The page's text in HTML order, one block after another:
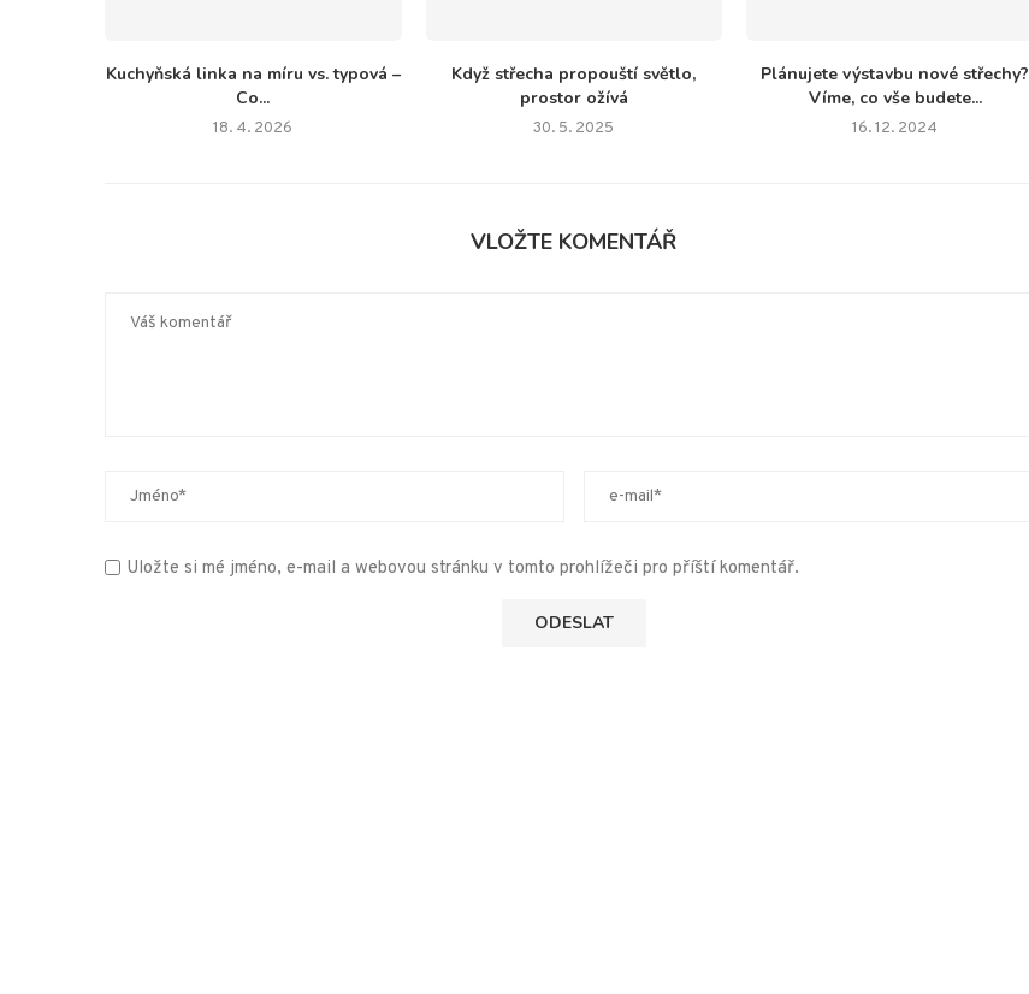
Kuchyňská linka na míru vs. typová –
Co...
18. 4. 2026
Když střecha propouští světlo,
prostor ožívá
30. 5. 2025
Plánujete výstavbu nové střechy?
Víme, co vše budete...
16. 12. 2024
VLOŽTE KOMENTÁŘ
Uložte si mé jméno, e-mail a webovou stránku v tomto prohlížeči pro příští komentář.